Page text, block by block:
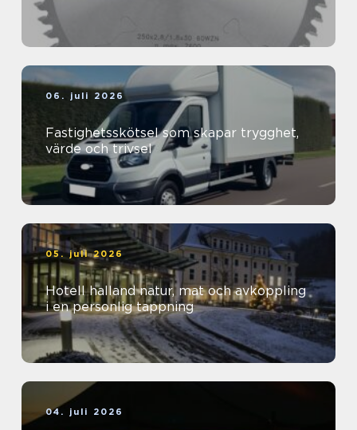
06. juli 2026
Fastighetsskötsel som skapar trygghet,
värde och trivsel
05. juli 2026
Hotell halland natur, mat och avkoppling
i en personlig tappning
04. juli 2026